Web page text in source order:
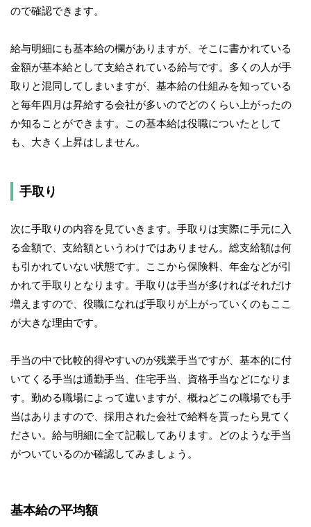
ので確認できます。
給与明細にも基本給の欄がありますが、そこに書かれている
金額が基本給として支給されている給与です。多くの人が手
取りと混同してしまいますが、基本給の仕組みを知っている
と毎年四月は昇給する会社が多いのでどのくらい上がったの
か知ることができます。この基本給は役職についたとして
も、大きく上昇はしません。
手取り
次に手取りの内容を見ていきます。手取りは実際に手元に入
る金額で、支給額というわけではありません。総支給額は何
も引かれていない状態です。ここから保険料、年金などが引
かれて手取りとなります。手取りは手当が多ければそれだけ
増えますので、役職になれば手取りが上がっていくのもここ
が大きな理由です。
手当の中で比較的得やすいのが残業手当ですが、基本的に付
いてくる手当は通勤手当、住宅手当、資格手当などになりま
す。勤める職場によって違いますが、概ねどこの職場でも手
当はありますので、採用された会社で給料を貰ったら見てく
ださい。給与明細に全て記載してあります。どのような手当
がついているのか確認してみましょう。
基本給の平均額